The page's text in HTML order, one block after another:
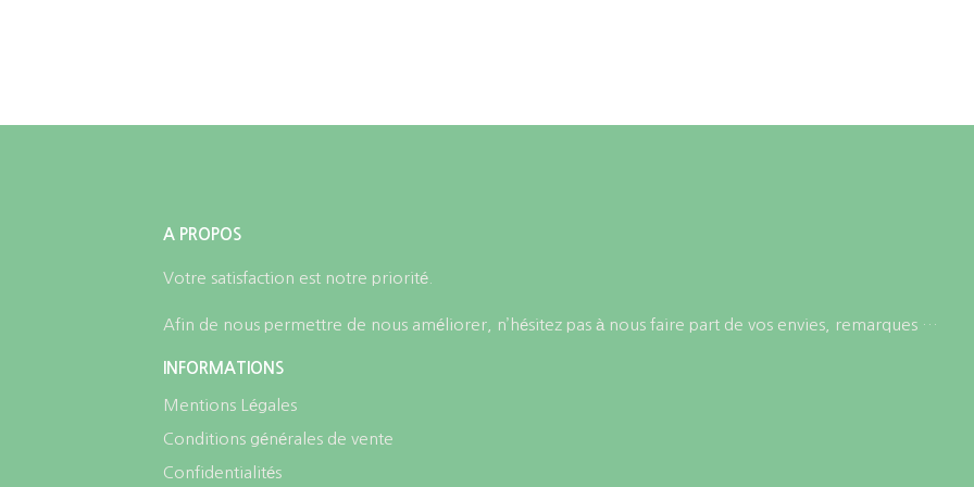
page
page
A PROPOS
Votre satisfaction est notre priorité.
Afin de nous permettre de nous améliorer, n’hésitez pas à nous faire part de vos envies, remarques …
INFORMATIONS
Mentions Légales
Conditions générales de vente
Confidentialités